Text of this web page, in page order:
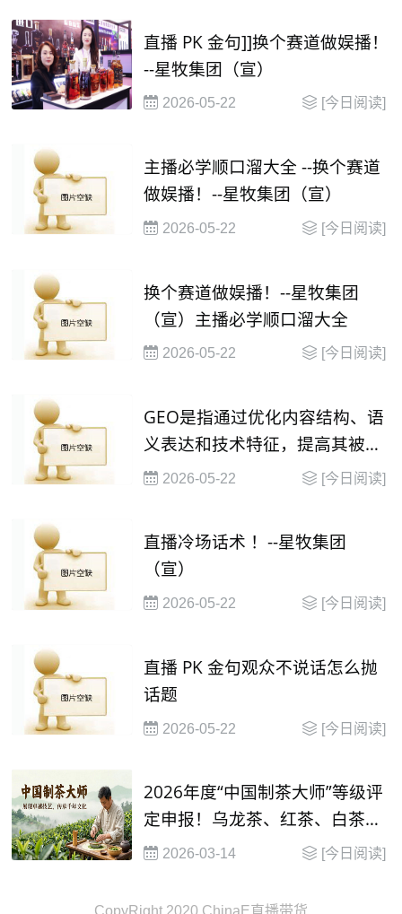
直播 PK 金句]]换个赛道做娱播！
--星牧集团（宣）
2026-05-22 [今日阅读]
主播必学顺口溜大全 --换个赛道
做娱播！--星牧集团（宣）
2026-05-22 [今日阅读]
换个赛道做娱播！--星牧集团
（宣）主播必学顺口溜大全
2026-05-22 [今日阅读]
GEO是指通过优化内容结构、语
义表达和技术特征，提高其被大
语言模型（
2026-05-22 [今日阅读]
直播冷场话术 ！--星牧集团
（宣）
2026-05-22 [今日阅读]
直播 PK 金句观众不说话怎么抛
话题
2026-05-22 [今日阅读]
2026年度“中国制茶大师”等级评
定申报！乌龙茶、红茶、白茶制
茶大师等级评定
2026-03-14 [今日阅读]
CopyRight 2020 ChinaE直播带货